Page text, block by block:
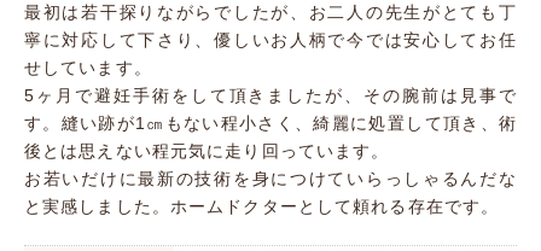
最初は若干探りながらでしたが、お二人の先生がとても丁
寧に対応して下さり、優しいお人柄で今では安心してお任
せしています。
5ヶ月で避妊手術をして頂きましたが、その腕前は見事で
す。縫い跡が1㎝もない程小さく、綺麗に処置して頂き、術
後とは思えない程元気に走り回っています。
お若いだけに最新の技術を身につけていらっしゃるんだな
と実感しました。ホームドクターとして頼れる存在です。